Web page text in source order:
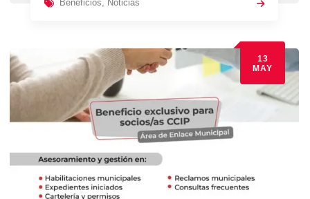
Beneficios, Noticias
13
MAY